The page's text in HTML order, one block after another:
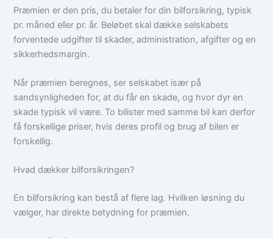
Præmien er den pris, du betaler for din bilforsikring, typisk
pr. måned eller pr. år. Beløbet skal dække selskabets
forventede udgifter til skader, administration, afgifter og en
sikkerhedsmargin.
Når præmien beregnes, ser selskabet især på
sandsynligheden for, at du får en skade, og hvor dyr en
skade typisk vil være. To bilister med samme bil kan derfor
få forskellige priser, hvis deres profil og brug af bilen er
forskellig.
Hvad dækker bilforsikringen?
En bilforsikring kan bestå af flere lag. Hvilken løsning du
vælger, har direkte betydning for præmien.